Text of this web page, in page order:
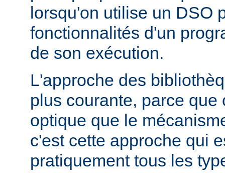
lorsqu'on utilise un DSO
fonctionnalités d'un
de son exécution.
L'approche des
plus courante, parce que
optique que le
c'est cette approche qui
pratiquement tous les